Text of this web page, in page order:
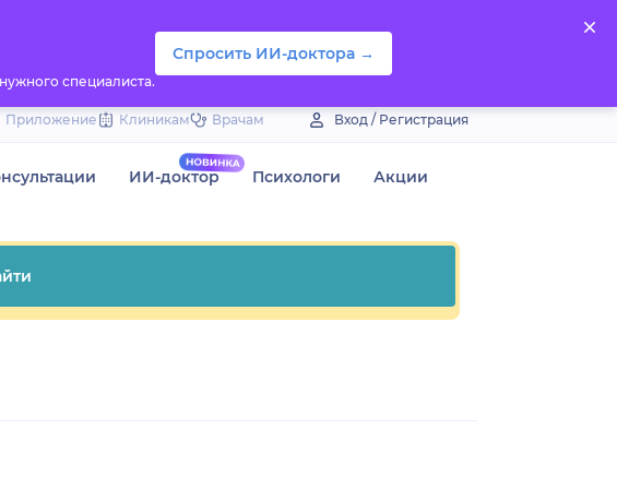
специалиста.
Спросить ИИ-доктора →
Приложение Клиникам Врачам Вход / Регистрация
ИИ-доктор Психологи Акции